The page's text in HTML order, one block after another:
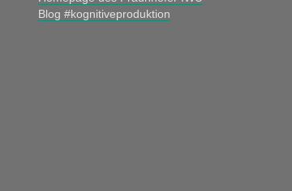
Blog #kognitiveproduktion